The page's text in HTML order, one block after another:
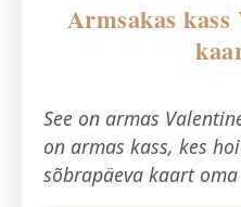
Armsakas kass
See on armas
on armas kass, kes
sõbrapäeva kaart